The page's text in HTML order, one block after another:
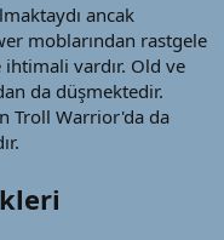
ancak
moblarından rastgele
vardır. Old ve
da düşmektedir.
Troll Warrior'da da